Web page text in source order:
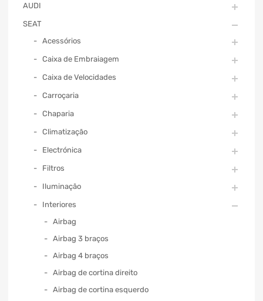
AUDI
SEAT
Acessórios
Caixa de Embraiagem
Caixa de Velocidades
Carroçaria
Chaparia
Climatização
Electrónica
Filtros
Iluminação
Interiores
Airbag
Airbag 3 braços
Airbag 4 braços
Airbag de cortina direito
Airbag de cortina esquerdo